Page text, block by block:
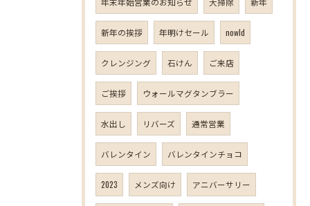
新年の挨拶 年明けセール nowld
クレンジング 石けん ご来店
ご挨拶 ウォールマグタンブラー
水出し リバーズ 通常営業
バレンタイン バレンタインチョコ
2023 メンズ向け アニバーサリー